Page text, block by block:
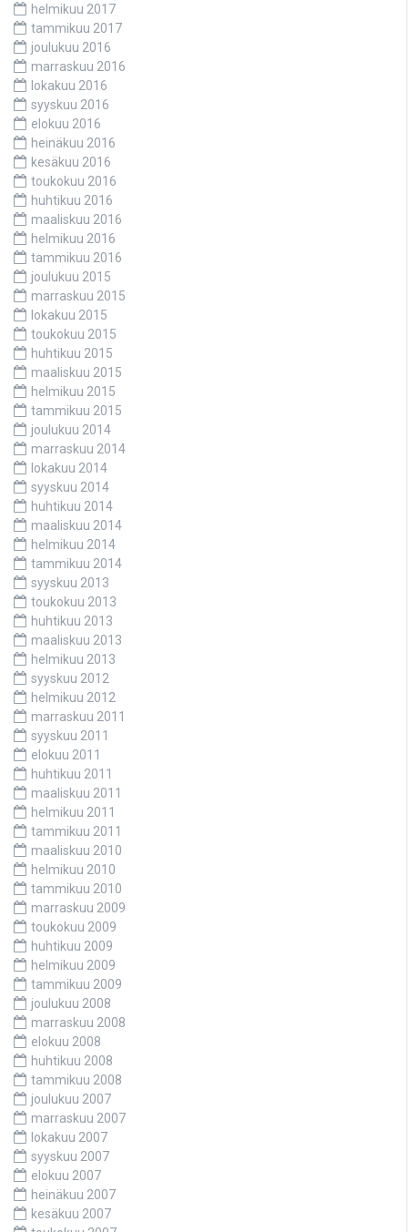
helmikuu 2017
tammikuu 2017
joulukuu 2016
marraskuu 2016
lokakuu 2016
syyskuu 2016
elokuu 2016
heinäkuu 2016
kesäkuu 2016
toukokuu 2016
huhtikuu 2016
maaliskuu 2016
helmikuu 2016
tammikuu 2016
joulukuu 2015
marraskuu 2015
lokakuu 2015
toukokuu 2015
huhtikuu 2015
maaliskuu 2015
helmikuu 2015
tammikuu 2015
joulukuu 2014
marraskuu 2014
lokakuu 2014
syyskuu 2014
huhtikuu 2014
maaliskuu 2014
helmikuu 2014
tammikuu 2014
syyskuu 2013
toukokuu 2013
huhtikuu 2013
maaliskuu 2013
helmikuu 2013
syyskuu 2012
helmikuu 2012
marraskuu 2011
syyskuu 2011
elokuu 2011
huhtikuu 2011
maaliskuu 2011
helmikuu 2011
tammikuu 2011
maaliskuu 2010
helmikuu 2010
tammikuu 2010
marraskuu 2009
toukokuu 2009
huhtikuu 2009
helmikuu 2009
tammikuu 2009
joulukuu 2008
marraskuu 2008
elokuu 2008
huhtikuu 2008
tammikuu 2008
joulukuu 2007
marraskuu 2007
lokakuu 2007
syyskuu 2007
elokuu 2007
heinäkuu 2007
kesäkuu 2007